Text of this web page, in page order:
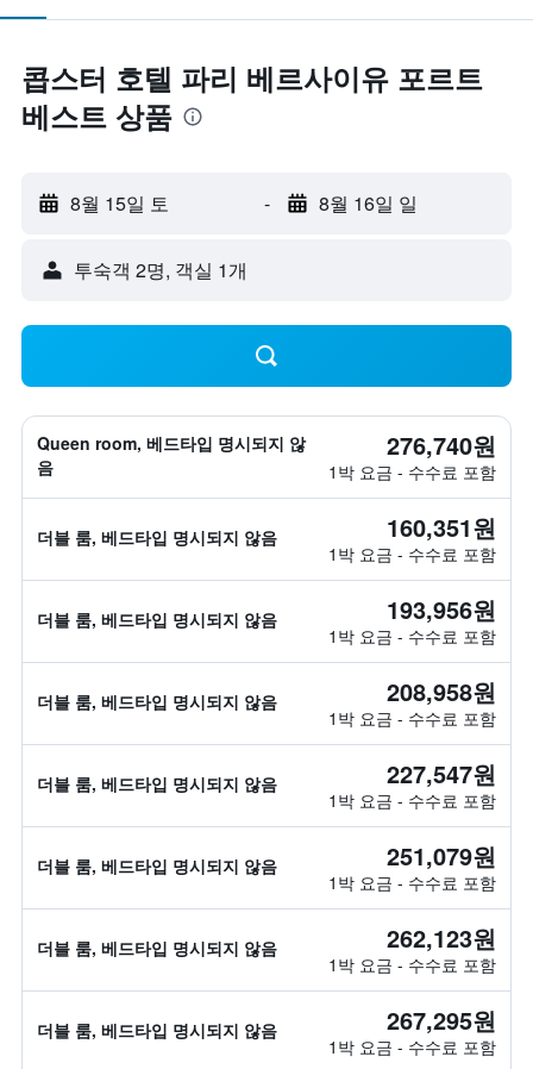
콥스터 호텔 파리 베르사이유 포르트
베스트 상품
8월 15일 토 - 8월 16일 일
​투숙객 2​명, ​객실 1개
Queen room, 베드타입 명시되지 않
음
276,740원
1박 요금 - 수수료 포함
더블 룸, 베드타입 명시되지 않음 160,351원
1박 요금 - 수수료 포함
더블 룸, 베드타입 명시되지 않음 193,956원
1박 요금 - 수수료 포함
더블 룸, 베드타입 명시되지 않음 208,958원
1박 요금 - 수수료 포함
더블 룸, 베드타입 명시되지 않음 227,547원
1박 요금 - 수수료 포함
더블 룸, 베드타입 명시되지 않음 251,079원
1박 요금 - 수수료 포함
더블 룸, 베드타입 명시되지 않음 262,123원
1박 요금 - 수수료 포함
더블 룸, 베드타입 명시되지 않음 267,295원
1박 요금 - 수수료 포함